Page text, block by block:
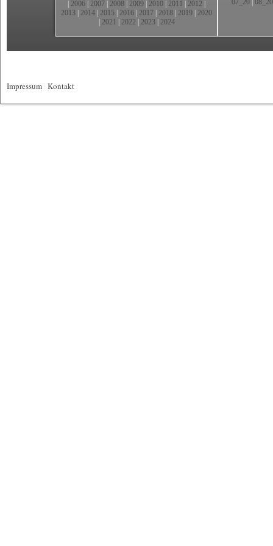
2006 2007 2008 2009 2010 2011 2012
2013 2014 2015 2016 2017 2018 2019 2020
2021 2022 2023| 2024
07_20 08_20
Impressum Kontakt